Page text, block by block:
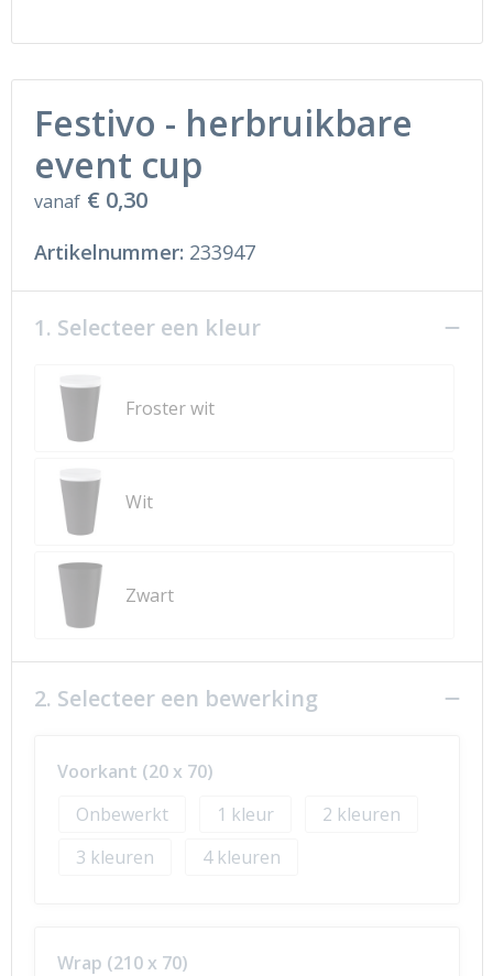
Gereedschap
Schoenen
Ademhalingsbescherming
Schoenen
Gilets
Festivo - herbruikbare
event cup
vanaf € 0,30
Artikelnummer: 233947
1. Selecteer een kleur
Froster wit
Wit
Zwart
2. Selecteer een bewerking
Voorkant (20 x 70)
Onbewerkt
1
2
3
4
Wrap (210 x 70)